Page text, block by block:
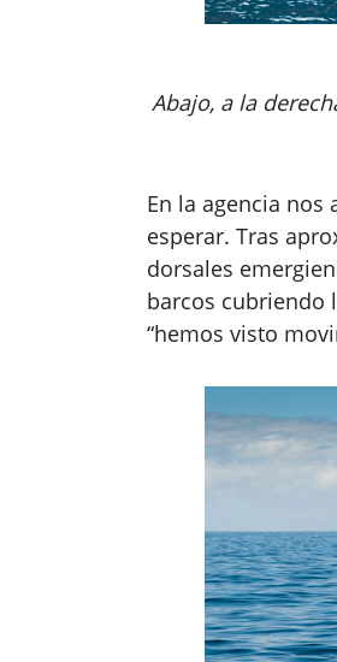
Abajo, a la
En la agencia nos
esperar. Tras
dorsales
barcos cubriendo
“hemos visto